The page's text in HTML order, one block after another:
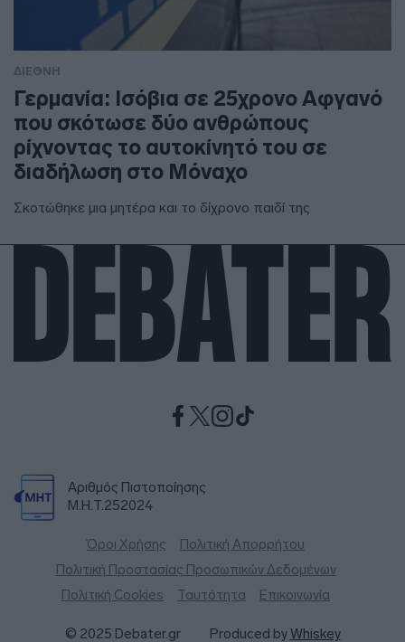
ΔΙΕΘΝΗ
Γερμανία: Ισόβια σε 25χρονο Αφγανό
που σκότωσε δύο ανθρώπους
ρίχνοντας το αυτοκίνητό του σε
διαδήλωση στο Μόναχο
Σκοτώθηκε μια μητέρα και το δίχρονο παιδί της
Αριθμός Πιστοποίησης
Μ.Η.Τ.252024
Όροι Χρήσης
Πολιτική Απορρήτου
Πολιτική Προστασίας Προσωπικών Δεδομένων
Πολιτική Cookies
Ταυτότητα Επικοινωνία
© 2025 Debater.gr Produced byWhiskey